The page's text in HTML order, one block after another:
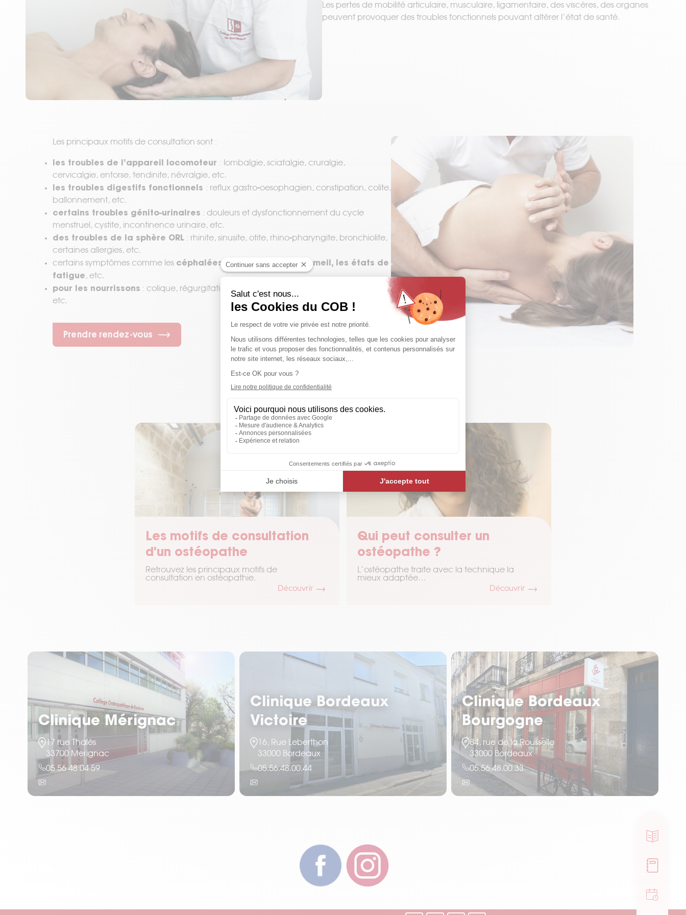
Les pertes de mobilité articulaire, musculaire, ligamentaire, des viscères, des organes
peuvent provoquer des troubles fonctionnels pouvant altérer l’état de santé.
Les principaux motifs de consultation sont :
les troubles de l’appareil locomoteur : lombalgie, sciatalgie, cruralgie,
cervicalgie, entorse, tendinite, névralgie, etc.
les troubles digestifs fonctionnels : reflux gastro-oesophagien, constipation, colite,
ballonnement, etc.
certains troubles génito-urinaires : douleurs et dysfonctionnement du cycle
menstruel, cystite, incontinence urinaire, etc.
des troubles de la sphère ORL: rhinite, sinusite, otite, rhino-pharyngite, bronchiolite,
certaines allergies, etc.
certains symptômes comme les céphalées, les troubles du sommeil, les états de
fatigue, etc.
pour les nourrissons : colique, régurgitation, plagiocéphalie, troubles du sommeil,
etc.
Prendre rendez-vous
Les motifs de consultation
d'un ostéopathe
Retrouvez les principaux motifs de
consultation en ostéopathie.
Découvrir
Qui peut consulter un
ostéopathe ?
L’ostéopathe traite avec la technique la
mieux adaptée…
Découvrir
Clinique Mérignac
17 rue Thalès
33700 Merignac
05 56 48 04 59
Clinique Bordeaux
Victoire
16, Rue Leberthon
33000 Bordeaux
05.56.48.00.44
Clinique Bordeaux
Bourgogne
84, rue de la Rousselle
33000 Bordeaux
05.56.48.00.33